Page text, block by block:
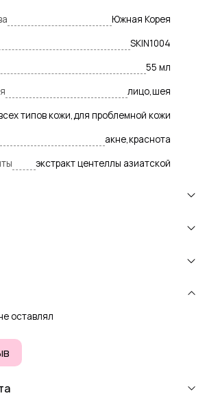
Южная Корея
SKIN1004
55 мл
лицо,шея
типов кожи,для проблемной кожи
акне,краснота
экстракт центеллы азиатской
оставлял